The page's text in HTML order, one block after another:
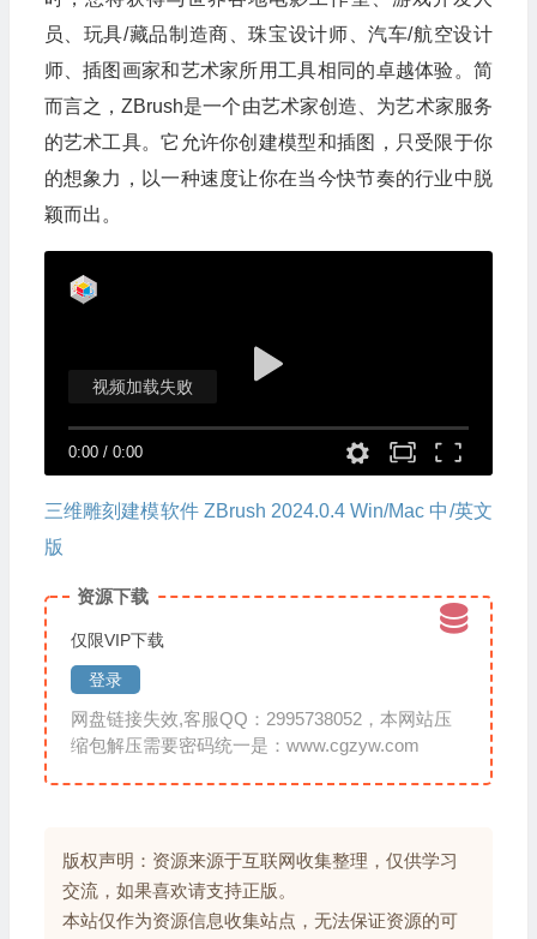
员、玩具/藏品制造商、珠宝设计师、汽车/航空设计
师、插图画家和艺术家所用工具相同的卓越体验。简
而言之，ZBrush是一个由艺术家创造、为艺术家服务
的艺术工具。它允许你创建模型和插图，只受限于你
的想象力，以一种速度让你在当今快节奏的行业中脱
颖而出。
0:00/ 0:00
视频加载失败
三维雕刻建模软件 ZBrush 2024.0.4 Win/Mac 中/英文
版
资源下载
仅限VIP下载
登录
网盘链接失效,客服QQ：2995738052，本网站压
缩包解压需要密码统一是：www.cgzyw.com
版权声明：资源来源于互联网收集整理，仅供学习
交流，如果喜欢请支持正版。
本站仅作为资源信息收集站点，无法保证资源的可